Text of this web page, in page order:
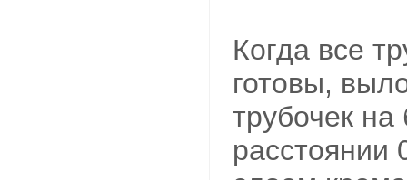
Когда все
готовы,
трубочек
расстоянии